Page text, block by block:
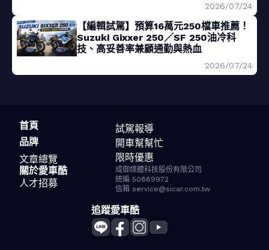
2026/07/24
【編輯試駕】預算16萬元250檔車推薦！
Suzuki Gixxer 250／SF 250油冷科
技、高妥善率兼顧通勤與熱血
2026/07/24
首頁
品牌
文章總覽
試駕報導
開車幫幫忙
限時優惠
關於愛車酷
人才招募
成御媒體科技股份有限公司
統編 50889972
信箱 service@sicar.com.tw
追蹤愛車酷